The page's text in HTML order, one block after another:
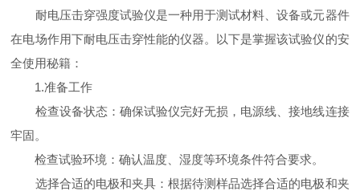
耐电压击穿强度试验仪是一种用于测试材料、设备或元器件
在电场作用下耐电压击穿性能的仪器。以下是掌握该试验仪的安
全使用秘籍：
1.准备工作
检查设备状态：确保试验仪完好无损，电源线、接地线连接
牢固。
检查试验环境：确认温度、湿度等环境条件符合要求。
选择合适的电极和夹具：根据待测样品选择合适的电极和夹